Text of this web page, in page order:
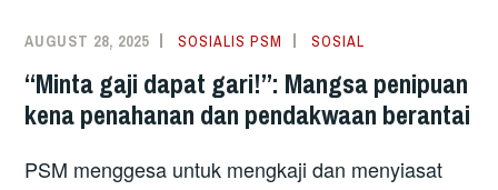
AUGUST 28, 2025 SOSIALIS PSM SOSIAL
“Minta gaji dapat gari!”: Mangsa penipuan
kena penahanan dan pendakwaan berantai
PSM menggesa untuk mengkaji dan menyiasat